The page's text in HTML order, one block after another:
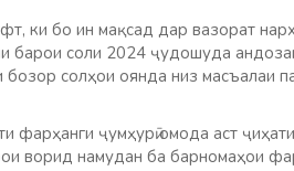
ки бо ин мақсад дар вазорат
барои соли 2024 ҷудошуда
солҳои оянда низ масъалаи
фарҳанги ҷумҳурӣ омода аст
ворид намудан ба барномаҳои